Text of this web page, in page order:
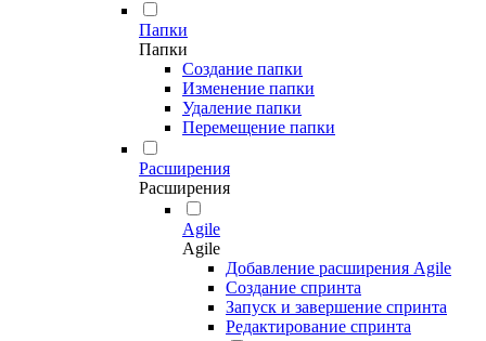
Папки
Папки
Создание папки
Изменение папки
Удаление папки
Перемещение папки
Расширения
Расширения
Agile
Agile
Добавление расширения Agile
Создание спринта
Запуск и завершение спринта
Редактирование спринта